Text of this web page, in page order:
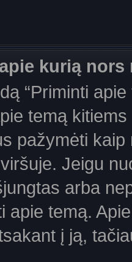
kurią nors
“Priminti
temą
pažymėti
Jeigu
arba
apie temą.
į ją,